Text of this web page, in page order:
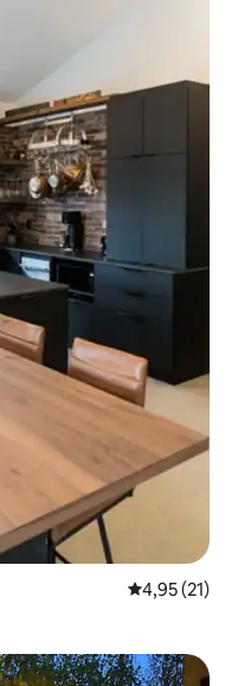
4,95 (21)